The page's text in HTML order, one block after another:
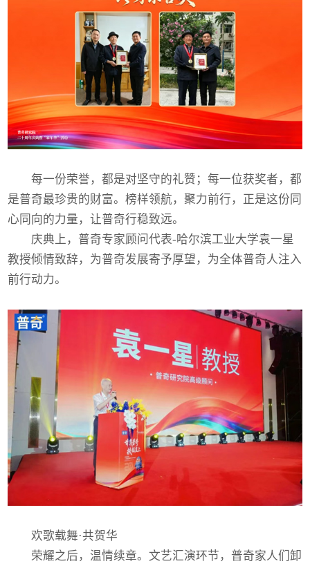
每一份荣誉，都是对坚守的礼赞；每一位获奖者，都
是普奇最珍贵的财富。榜样领航，聚力前行，正是这份同
心同向的力量，让普奇行稳致远。
庆典上，普奇专家顾问代表-哈尔滨工业大学袁一星
教授倾情致辞，为普奇发展寄予厚望，为全体普奇人注入
前行动力。
欢歌载舞·共贺华
荣耀之后，温情续章。文艺汇演环节，普奇家人们卸